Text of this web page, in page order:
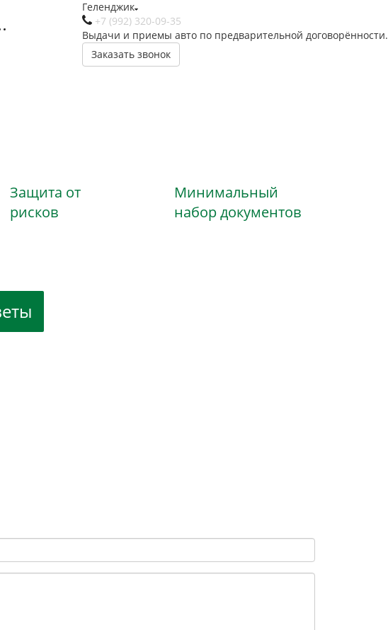
Геленджик
+7 (992) 320-09-35
Выдачи и приемы авто по предварительной договорённости.
Заказать звонок
в Геленджике
в Геленджике
Защита от
рисков
Минимальный
набор документов